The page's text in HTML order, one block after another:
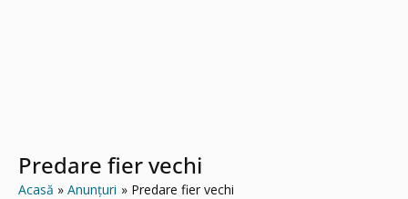
Predare fier vechi
Acasă Anunțuri Predare fier vechi